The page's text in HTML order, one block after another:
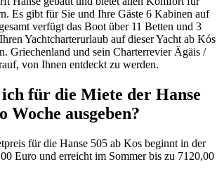
Es gibt für Sie und Ihre Gäste 6 Kabinen auf
verfügt das Boot über 11 Betten und 3
Yachtcharterurlaub auf dieser Yacht ab Kós
Griechenland und sein Charterrevier Ägäis /
von Ihnen entdeckt zu werden.
für die Miete der Hanse
Woche ausgeben?
für die Hanse 505 ab Kos beginnt in der
Euro und erreicht im Sommer bis zu 7120,00